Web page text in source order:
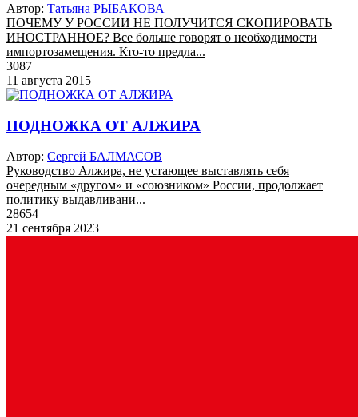
Автор: Татьяна РЫБАКОВА
ПОЧЕМУ У РОССИИ НЕ ПОЛУЧИТСЯ СКОПИРОВАТЬ
ИНОСТРАННОЕ? Все больше говорят о необходимости
импортозамещения. Кто-то предла...
3087
11 августа 2015
ПОДНОЖКА ОТ АЛЖИРА
Автор: Сергей БАЛМАСОВ
Руководство Алжира, не устающее выставлять себя
очередным «другом» и «союзником» России, продолжает
политику выдавливани...
28654
21 сентября 2023